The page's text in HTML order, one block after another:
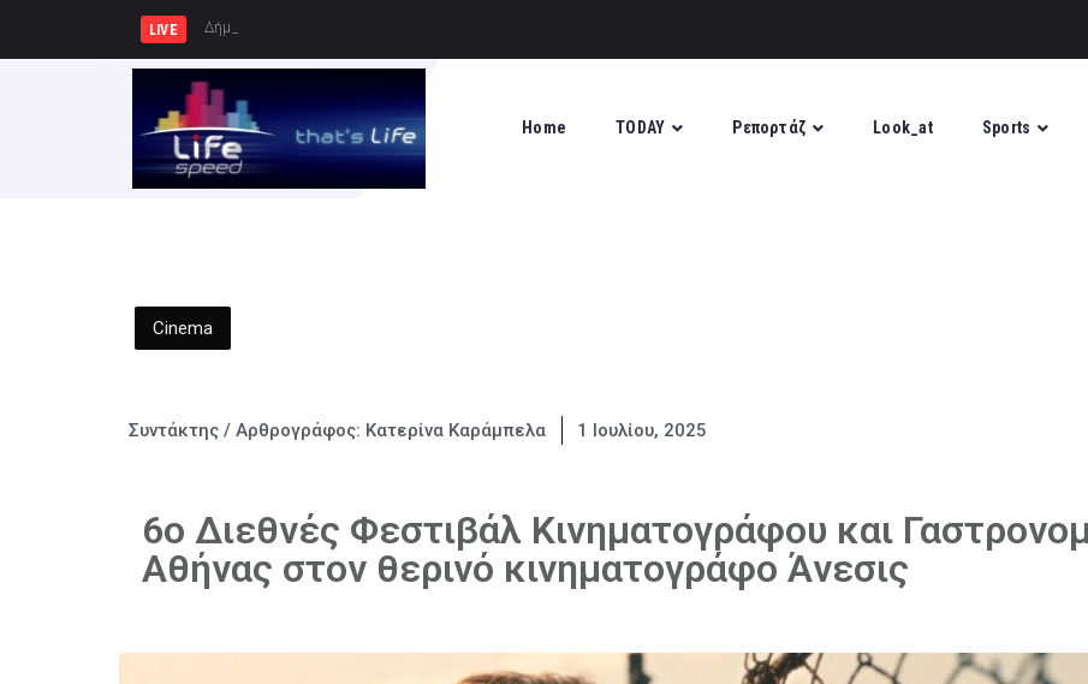
LIVE Δήμος Πατρέων : Τα παιδιά των Ημε
Home TODAY Ρεπορτάζ Look_at Sports
Cinema
Συντάκτης / Αρθρογράφος: Κατερίνα Καράμπελα 1 Ιουλίου, 2025
6ο Διεθνές Φεστιβάλ Κινηματογράφου και
Αθήνας στον θερινό κινηματογράφο Άνεσις